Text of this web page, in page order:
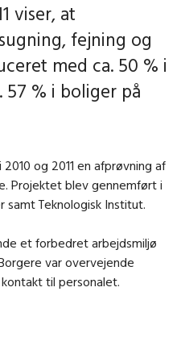
viser, at
fejning og
med ca. 50 % i
% i boliger på
og 2011 en afprøvning af
Projektet blev gennemført i
samt Teknologisk Institut.
et forbedret arbejdsmiljø
var overvejende
til personalet.